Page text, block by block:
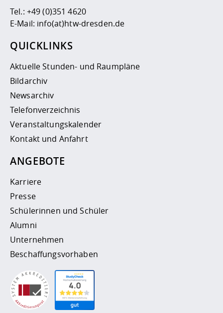
Tel.: +49 (0)351 4620
E-Mail: info(at)htw-dresden.de
QUICKLINKS
Aktuelle Stunden- und Raumpläne
Bildarchiv
Newsarchiv
Telefonverzeichnis
Veranstaltungskalender
Kontakt und Anfahrt
ANGEBOTE
Karriere
Presse
Schülerinnen und Schüler
Alumni
Unternehmen
Beschaffungsvorhaben